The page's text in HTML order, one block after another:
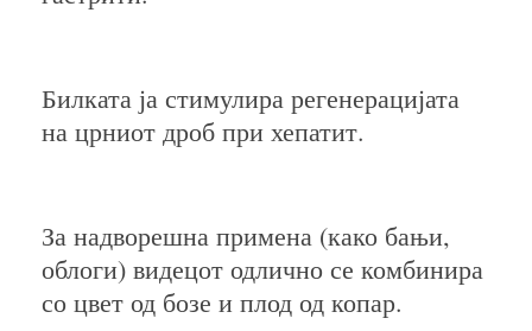
Билката ја стимулира регенерацијата
на црниот дроб при хепатит.
За надворешна примена (како бањи,
облоги) видецот одлично се комбинира
со цвет од бозе и плод од копар.